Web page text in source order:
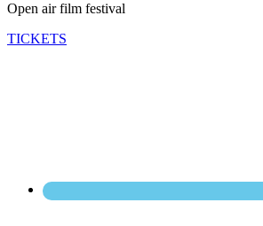
Open air film festival
TICKETS